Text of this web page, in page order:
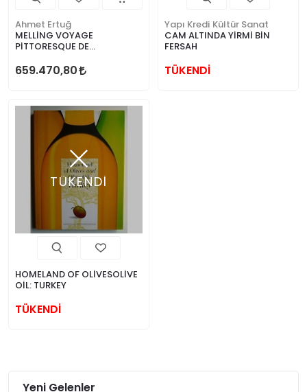
Ahmet Ertuğ
MELLİNG VOYAGE
PİTTORESQUE DE
RİVES DU BOSPHORE
659.470,80
Yapı Kredi Kültür Sanat
CAM ALTINDA YİRMİ BİN
FERSAH
TÜKENDİ
TÜKENDİ
HOMELAND OF OLİVESOLİVE
OİL: TURKEY
TÜKENDİ
Yeni Gelenler